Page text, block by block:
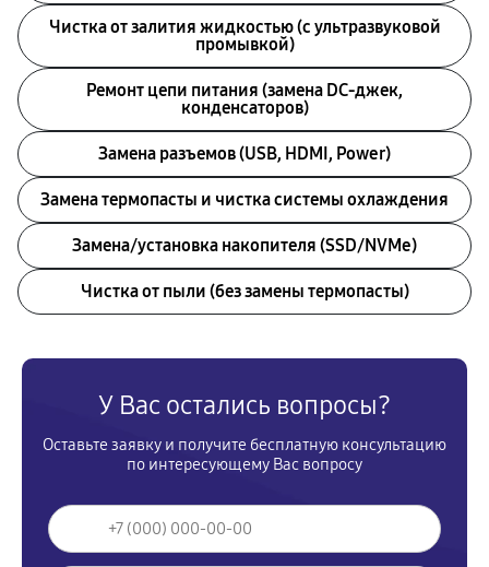
Чистка от залития жидкостью (с ультразвуковой
промывкой)
Ремонт цепи питания (замена DC-джек,
конденсаторов)
Замена разъемов (USB, HDMI, Power)
Замена термопасты и чистка системы охлаждения
Замена/установка накопителя (SSD/NVMe)
Чистка от пыли (без замены термопасты)
У Вас остались вопросы?
Оставьте заявку и получите бесплатную консультацию
по интересующему Вас вопросу